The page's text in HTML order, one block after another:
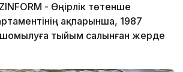
- Өңірлік төтенше
ақпарынша, 1987
тыйым салынған жерде